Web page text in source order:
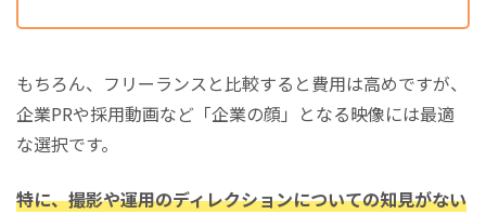
もちろん、フリーランスと比較すると費用は高めですが、
企業PRや採用動画など「企業の顔」となる映像には最適
な選択です。
特に、撮影や運用のディレクションについての知見がない